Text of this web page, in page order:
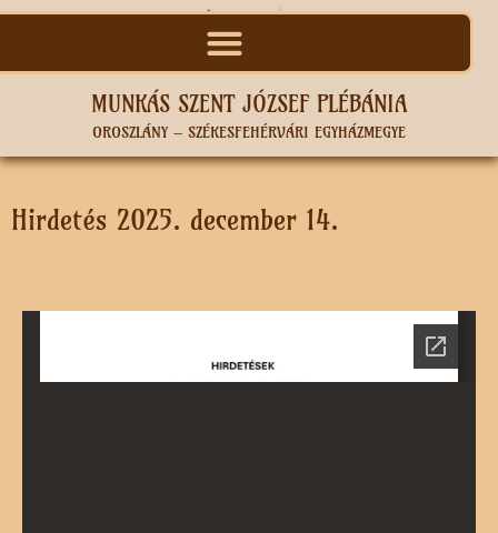
MUNKÁS SZENT JÓZSEF PLÉBÁNIA
OROSZLÁNY – SZÉKESFEHÉRVÁRI EGYHÁZMEGYE
Hirdetés 2025. december 14.